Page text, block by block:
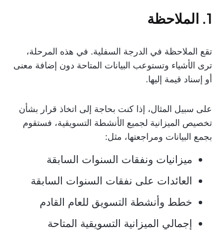
1. الملاحظة
تقع الملاحظة في الدرجة السفلية. في هذه المرحلة،
ترى الأشياء وتستوعب البيانات المتاحة دون إضافة معنى
أو إسناد قيمة إليها.
على سبيل المثال، إذا كنت بحاجة إلى اتخاذ قرار بشأن
تخصيص الميزانية لجميع الأنشطة التسويقية، فستقوم
بجمع البيانات ومراجعتها، مثل:
ميزانيات ونفقات السنوات السابقة
العائدات على نفقات السنوات السابقة
خطط وأنشطة التسويق للعام القادم
إجمالي الميزانية التسويقية المتاحة